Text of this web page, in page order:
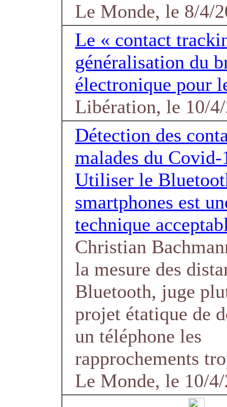
Le Monde, le 8/4/
Le « contact
généralisation du
électronique pour
Libération, le 10/
Détection des
malades du
Utiliser le
smartphones est
technique
Christian
la mesure des
Bluetooth, juge
projet étatique de
un téléphone les
rapprochements
Le Monde, le 10/